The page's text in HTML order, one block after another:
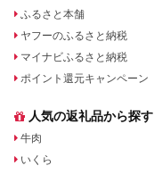
ふるさと本舗
ヤフーのふるさと納税
マイナビふるさと納税
ポイント還元キャンペーン
人気の返礼品から探す
牛肉
いくら